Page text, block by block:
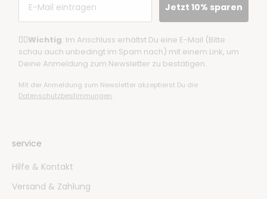
Jetzt 10% sparen
☝🏼Wichtig: Im Anschluss erhältst Du eine E-Mail (Bitte
schau auch unbedingt im Spam nach) mit einem Link, um
Deine Anmeldung zum Newsletter zu bestätigen.
Mit der Anmeldung zum Newsletter akzeptierst Du die
Datenschutzbestimmungen.
service
Hilfe & Kontakt
Versand & Zahlung